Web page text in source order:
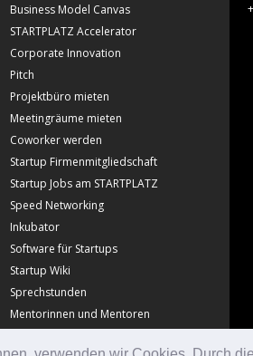
Business Model Canvas
STARTPLATZ Accelerator
Corporate Innovation
Pitch
Projektbüro mieten
Meetingräume mieten
Coworker werden
Startup Firmenmitgliedschaft
Startup Jobs am STARTPLATZ
Speed Networking
Inkubator
Software für Startups
Startup Wiki
Sprechstunden
Mentorinnen und Mentoren